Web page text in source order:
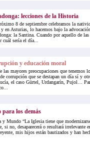
lecciones de la Historia
8 de septiembre celebramos la
en Asturias, lo hacemos bajo la
la Santina. Cuando por aquello de
cuál sería el día...
y educación moral
las mayores preocupaciones que tenemos
de corrupción que se destapan un día sí y
el caso Gürtel, Urdangarín, Pujol…
para los demás
y Mundo “La Iglesia tiene que
si no, desaparecerá o resultará irrelevante
mis hijos están bautizados y han